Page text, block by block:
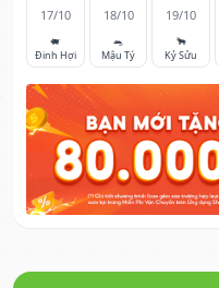
17/10
🐖
Đinh Hợi
18/10
🐀
Mậu Tý
19/10
🐂
Kỷ Sửu